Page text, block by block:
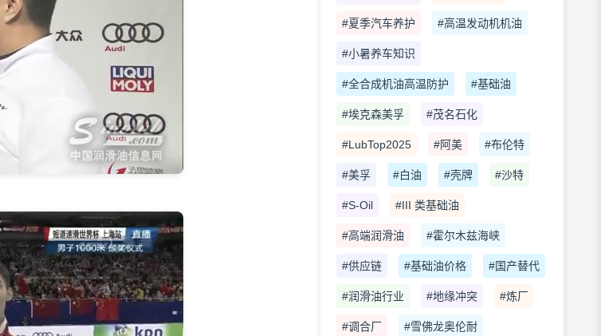
#夏季汽车养护 #高温发动机机油
#小暑养车知识
#全合成机油高温防护 #基础油
#埃克森美孚 #茂名石化
#LubTop2025 #阿美 #布伦特
#美孚 #白油 #壳牌 #沙特
#S-Oil #III 类基础油
#高端润滑油 #霍尔木兹海峡
#供应链 #基础油价格 #国产替代
#润滑油行业 #地缘冲突 #炼厂
#调合厂 #雪佛龙奥伦耐